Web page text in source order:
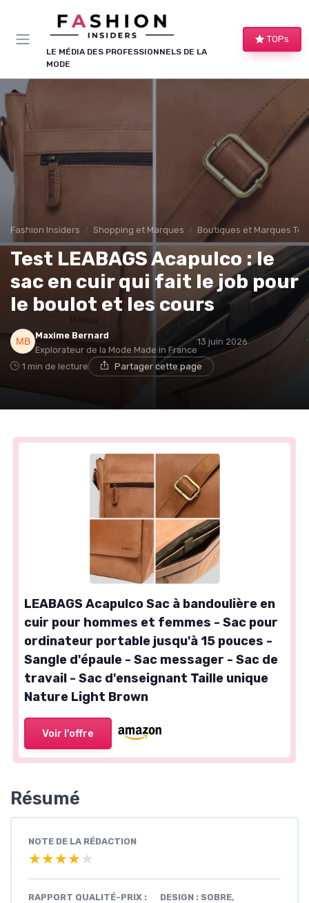
LE MÉDIA DES PROFESSIONNELS DE LA
MODE
TOPs
Fashion Insiders Shopping et Marques Boutiques et Marques
Test LEABAGS Acapulco : le
sac en cuir qui fait le job pour
le boulot et les cours
Maxime Bernard
Explorateur de la Mode Made in France
13 juin 2026
1 min de lecture Partager cette page
LEABAGS Acapulco Sac à bandoulière en
cuir pour hommes et femmes - Sac pour
ordinateur portable jusqu'à 15 pouces -
Sangle d'épaule - Sac messager - Sac de
travail - Sac d'enseignant Taille unique
Nature Light Brown
Voir l'offre
Résumé
NOTE DE LA RÉDACTION
★★★★★
★★★★★
RAPPORT QUALITÉ-PRIX :
DESIGN : SOBRE,